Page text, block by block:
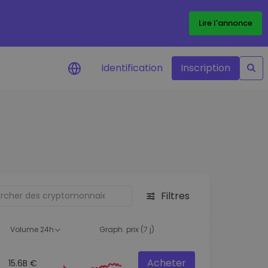
Lire l'annonce
d'investissement
Des informations pertinentes pour
Identification Inscription
Filtres
Volume 24h Graph. prix (7 j)
15.6B € Acheter